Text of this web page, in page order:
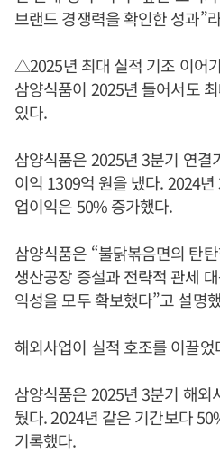
브랜드 경쟁력을 확인한 성과”
△2025년 최대 실적 기조 이어
삼양식품이 2025년 들어서도
있다.
삼양식품은 2025년 3분기 연결
이익 1309억 원을 냈다. 2024
업이익은 50% 증가했다.
삼양식품은 “불닭볶음면의 탄
생산공장 증설과 전략적 관세
익성을 모두 확보했다”고 설명
해외사업이 실적 호조를 이끌었
삼양식품은 2025년 3분기 해외
뒀다. 2024년 같은 기간보다
기록했다.